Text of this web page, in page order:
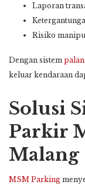
Laporan
Risiko
Dengan sistem
keluar kendaraan
Solusi
Parkir
Malang
MSM Parking